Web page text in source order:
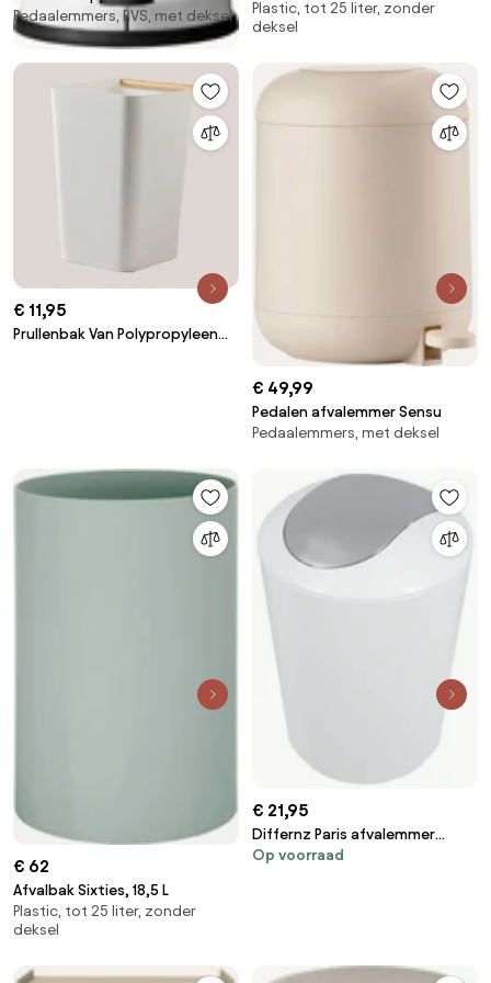
pedaalfunctie
Pedaalemmers, RVS, met deksel
Plastic, tot 25 liter, zonder
deksel
€ 11,95
Prullenbak Van Polypropyleen
€ 49,99
Pedalen afvalemmer Sensu
Pedaalemmers, met deksel
€ 62
Afvalbak Sixties, 18,5 L
Plastic, tot 25 liter, zonder
deksel
€ 21,95
Differnz Paris afvalemmer
swing wit
Op voorraad